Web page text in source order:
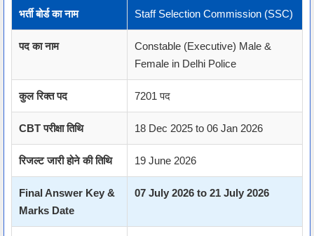
भर्ती बोर्ड का नाम Staff Selection Commission (SSC)
पद का नाम
Constable (Executive) Male &
Female in Delhi Police
कुल रिक्त पद 7201 पद
CBT परीक्षा तिथि 18 Dec 2025 to 06 Jan 2026
रिजल्ट जारी होने की तिथि 19 June 2026
Final Answer Key &
Marks Date
07 July 2026 to 21 July 2026